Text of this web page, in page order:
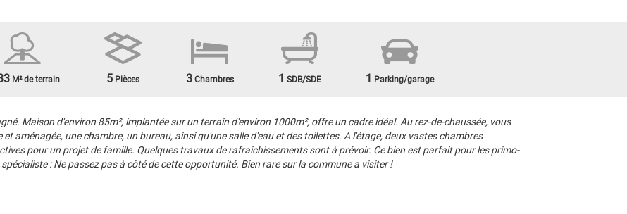
M² de terrain 5Pièces 3Chambres 1 SDB/SDE 1 Parking/garage
Maison d'environ 85m², implantée sur un terrain d'environ 1000m², offre un cadre idéal. Au rez-de-chaussée, vous
aménagée, une chambre, un bureau, ainsi qu'une salle d'eau et des toilettes. A l'étage, deux vastes chambres
pour un projet de famille. Quelques travaux de rafraichissements sont à prévoir. Ce bien est parfait pour les primo-
: Ne passez pas à côté de cette opportunité. Bien rare sur la commune a visiter !